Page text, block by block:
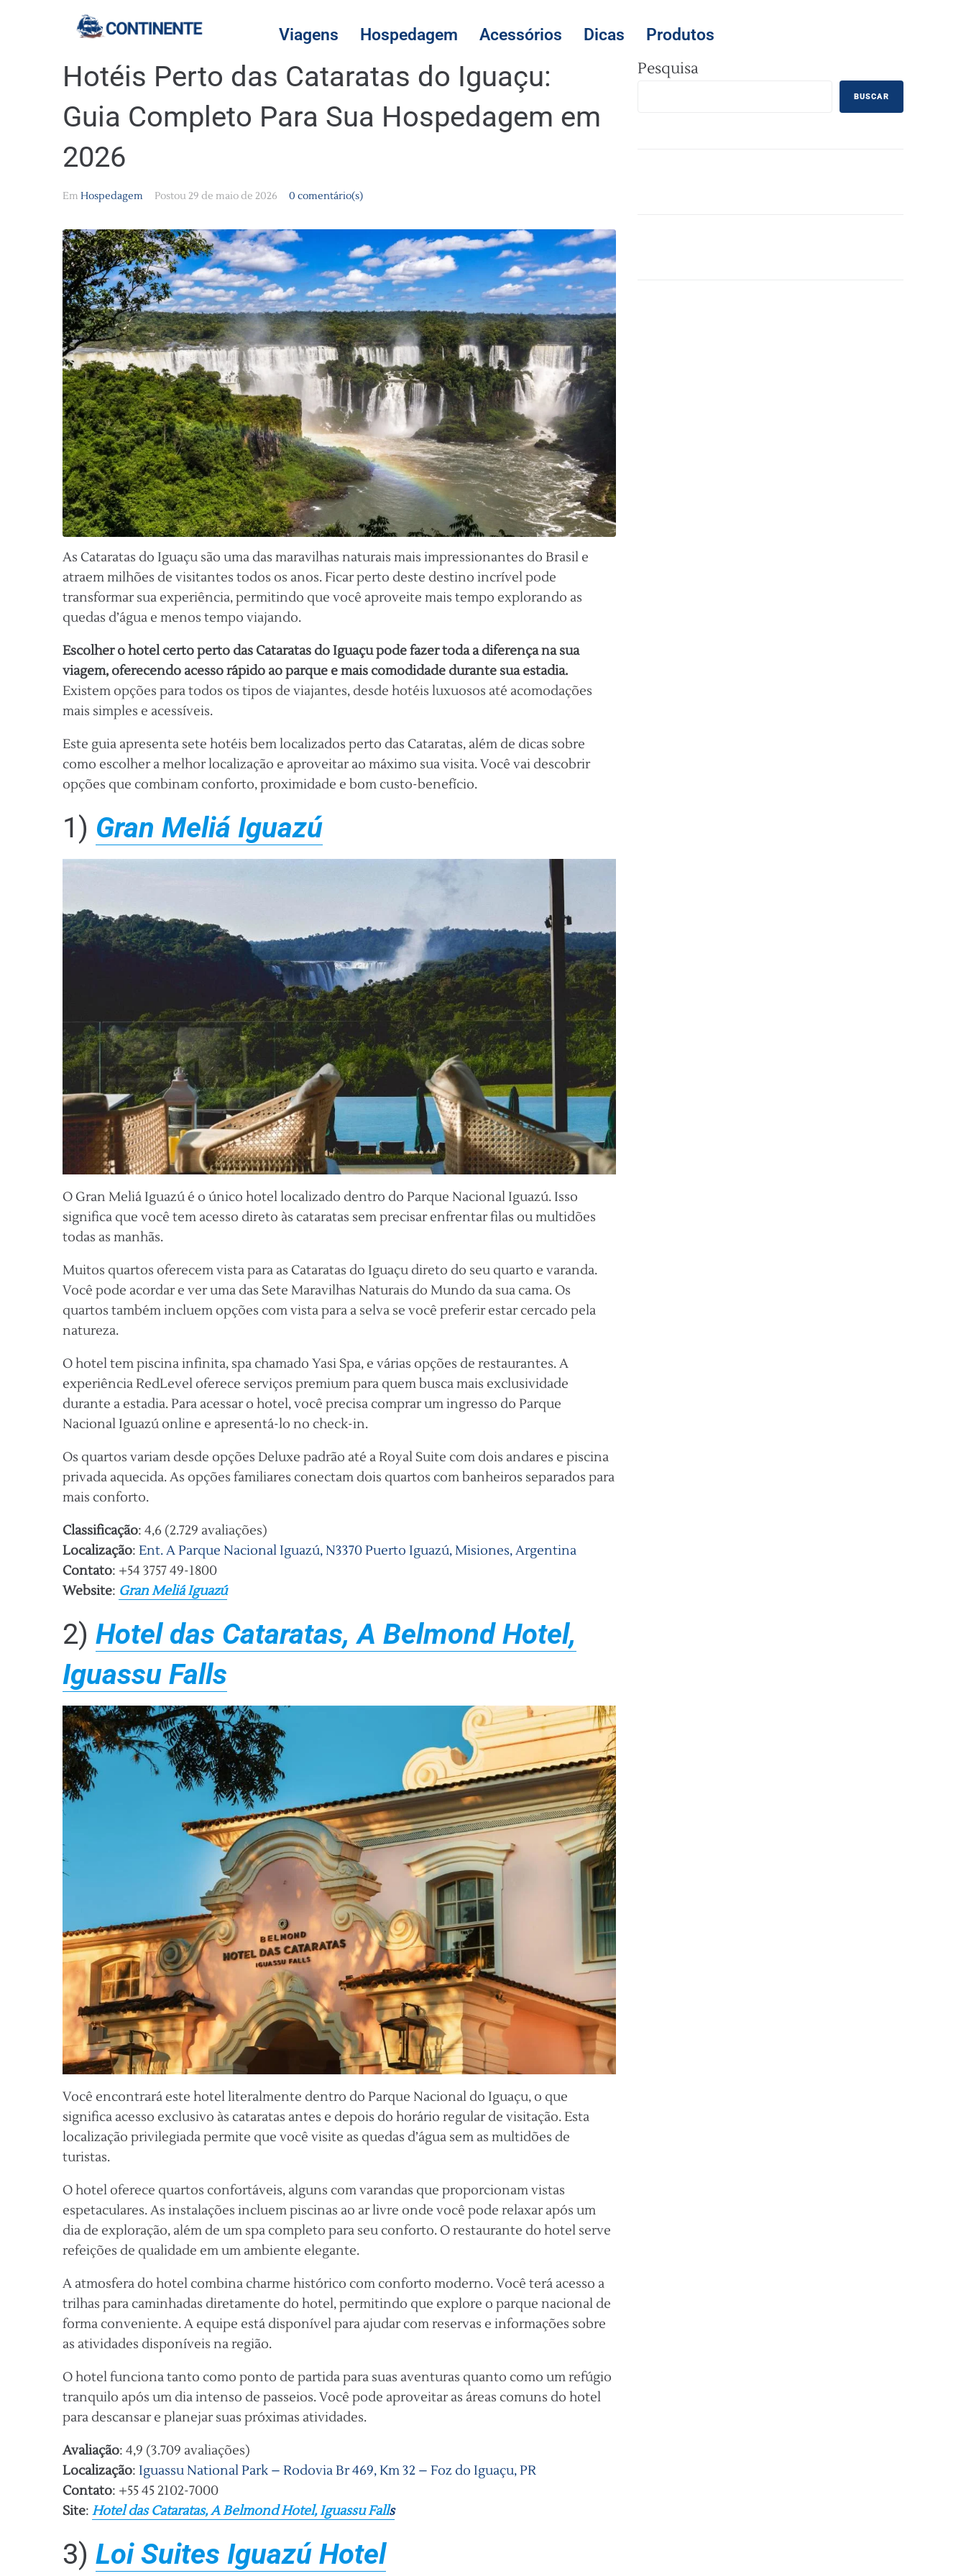
Viagens Hospedagem Acessórios Dicas Produtos
Hotéis Perto das Cataratas do Iguaçu:
Guia Completo Para Sua Hospedagem em
2026
Em Hospedagem Postou 29 de maio de 2026 0 comentário(s)
As Cataratas do Iguaçu são uma das maravilhas naturais mais impressionantes do Brasil e
atraem milhões de visitantes todos os anos. Ficar perto deste destino incrível pode
transformar sua experiência, permitindo que você aproveite mais tempo explorando as
quedas d’água e menos tempo viajando.
Escolher o hotel certo perto das Cataratas do Iguaçu pode fazer toda a diferença na sua
viagem, oferecendo acesso rápido ao parque e mais comodidade durante sua estadia.
Existem opções para todos os tipos de viajantes, desde hotéis luxuosos até acomodações
mais simples e acessíveis.
Este guia apresenta sete hotéis bem localizados perto das Cataratas, além de dicas sobre
como escolher a melhor localização e aproveitar ao máximo sua visita. Você vai descobrir
opções que combinam conforto, proximidade e bom custo-benefício.
1) Gran Meliá Iguazú
O Gran Meliá Iguazú é o único hotel localizado dentro do Parque Nacional Iguazú. Isso
significa que você tem acesso direto às cataratas sem precisar enfrentar filas ou multidões
todas as manhãs.
Muitos quartos oferecem vista para as Cataratas do Iguaçu direto do seu quarto e varanda.
Você pode acordar e ver uma das Sete Maravilhas Naturais do Mundo da sua cama. Os
quartos também incluem opções com vista para a selva se você preferir estar cercado pela
natureza.
O hotel tem piscina infinita, spa chamado Yasi Spa, e várias opções de restaurantes. A
experiência RedLevel oferece serviços premium para quem busca mais exclusividade
durante a estadia. Para acessar o hotel, você precisa comprar um ingresso do Parque
Nacional Iguazú online e apresentá-lo no check-in.
Os quartos variam desde opções Deluxe padrão até a Royal Suite com dois andares e piscina
privada aquecida. As opções familiares conectam dois quartos com banheiros separados para
mais conforto.
Classificação: 4,6 (2.729 avaliações)
Localização: Ent. A Parque Nacional Iguazú, N3370 Puerto Iguazú, Misiones, Argentina
Contato: +54 3757 49-1800
Website: Gran Meliá Iguazú
2) Hotel das Cataratas, A Belmond Hotel,
Iguassu Falls
Você encontrará este hotel literalmente dentro do Parque Nacional do Iguaçu, o que
significa acesso exclusivo às cataratas antes e depois do horário regular de visitação. Esta
localização privilegiada permite que você visite as quedas d’água sem as multidões de
turistas.
O hotel oferece quartos confortáveis, alguns com varandas que proporcionam vistas
espetaculares. As instalações incluem piscinas ao ar livre onde você pode relaxar após um
dia de exploração, além de um spa completo para seu conforto. O restaurante do hotel serve
refeições de qualidade em um ambiente elegante.
A atmosfera do hotel combina charme histórico com conforto moderno. Você terá acesso a
trilhas para caminhadas diretamente do hotel, permitindo que explore o parque nacional de
forma conveniente. A equipe está disponível para ajudar com reservas e informações sobre
as atividades disponíveis na região.
O hotel funciona tanto como ponto de partida para suas aventuras quanto como um refúgio
tranquilo após um dia intenso de passeios. Você pode aproveitar as áreas comuns do hotel
para descansar e planejar suas próximas atividades.
Avaliação: 4,9 (3.709 avaliações)
Localização: Iguassu National Park – Rodovia Br 469, Km 32 – Foz do Iguaçu, PR
Contato: +55 45 2102-7000
Site: Hotel das Cataratas, A Belmond Hotel, Iguassu Falls
3) Loi Suites Iguazú Hotel
Pesquisa
BUSCAR